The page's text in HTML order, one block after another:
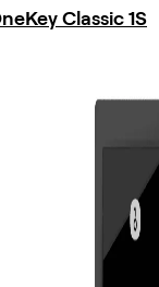
Classic 1S